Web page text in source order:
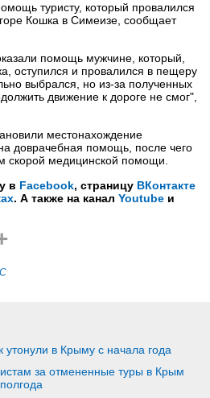
туристу, который провалился
Кошка в Симеизе, сообщает
помощь мужчине, который,
оступился и провалился в пещеру
выбрался, но из-за полученных
движение к дороге не смог",
местонахождение
доврачебная помощь, после чего
скорой медицинской помощи.
в Facebook, страницу ВКонтакте
. А также на канал Youtube и
утонули в Крыму с начала года
за отмененные туры в Крым